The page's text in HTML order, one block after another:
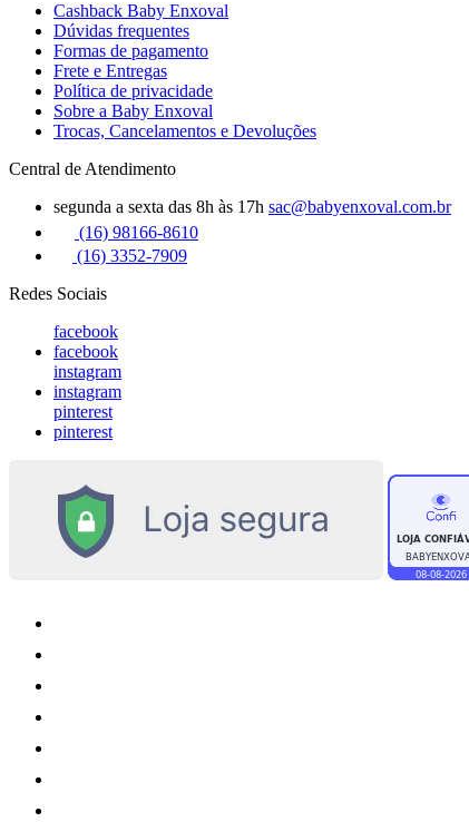
Cashback Baby Enxoval
Dúvidas frequentes
Formas de pagamento
Frete e Entregas
Política de privacidade
Sobre a Baby Enxoval
Trocas, Cancelamentos e Devoluções
Central de Atendimento
segunda a sexta das 8h às 17h sac@babyenxoval.com.br
(16) 98166-8610
(16) 3352-7909
Redes Sociais
facebook
facebook
instagram
instagram
pinterest
pinterest